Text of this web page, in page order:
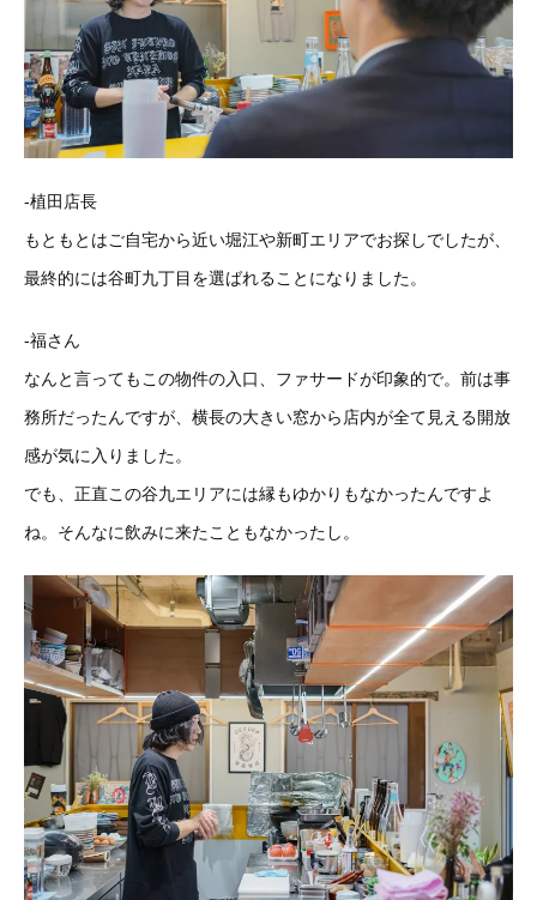
-植田店長
もともとはご自宅から近い堀江や新町エリアでお探しでしたが、
最終的には谷町九丁目を選ばれることになりました。
-福さん
なんと言ってもこの物件の入口、ファサードが印象的で。前は事
務所だったんですが、横長の大きい窓から店内が全て見える開放
感が気に入りました。
でも、正直この谷九エリアには縁もゆかりもなかったんですよ
ね。そんなに飲みに来たこともなかったし。